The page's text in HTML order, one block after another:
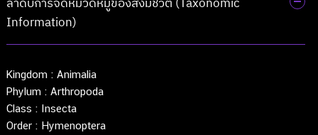
Information)
Kingdom : Animalia
Phylum : Arthropoda
Class :Insecta
Order : Hymenoptera